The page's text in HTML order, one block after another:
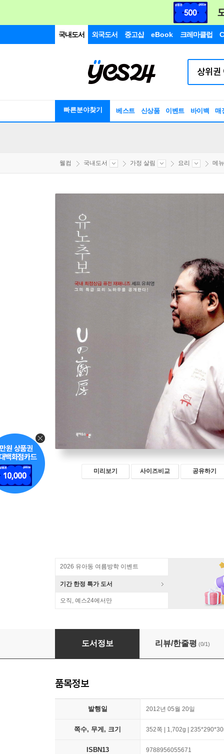
국내도서 외국도서 중고샵 eBook 크레마클럽
빠른분야찾기 베스트 신상품 이벤트 바이백 매
웰컴 국내도서 가정 살림 요리 메
미리보기 사이즈비교 공유하기
2026 유아동 여름방학 이벤트
기간 한정 특가 도서
오직, 예스24에서만
유노추보
도서정보 리뷰/한줄평 (0/1)
품목정보
발행일 2012년 05월 20일
쪽수, 무게, 크기 352쪽 | 1,702g |
ISBN13 9788956055671